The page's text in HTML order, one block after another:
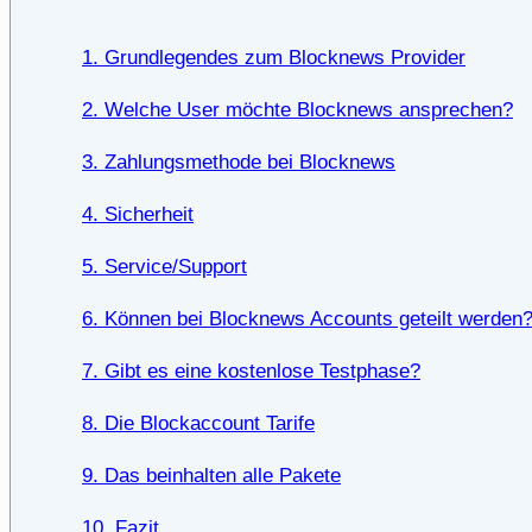
1. Grundlegendes zum Blocknews Provider
2. Welche User möchte Blocknews ansprechen?
3. Zahlungsmethode bei Blocknews
4. Sicherheit
5. Service/Support
6. Können bei Blocknews Accounts geteilt werden?
7. Gibt es eine kostenlose Testphase?
8. Die Blockaccount Tarife
9. Das beinhalten alle Pakete